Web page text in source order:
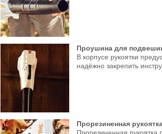
Проушина для
В корпусе рукоятки
надёжно закрепить
Прорезиненная